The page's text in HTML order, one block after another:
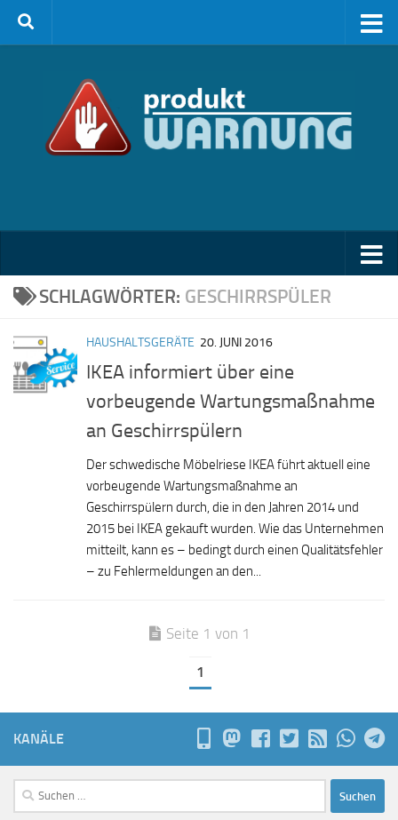
Zum Inhalt springen
SCHLAGWÖRTER: GESCHIRRSPÜLER
HAUSHALTSGERÄTE 20. JUNI 2016
IKEA informiert über eine
vorbeugende Wartungsmaßnahme
an Geschirrspülern
Der schwedische Möbelriese IKEA führt aktuell eine
vorbeugende Wartungsmaßnahme an
Geschirrspülern durch, die in den Jahren 2014 und
2015 bei IKEA gekauft wurden. Wie das Unternehmen
mitteilt, kann es – bedingt durch einen Qualitätsfehler
– zu Fehlermeldungen an den...
Seite 1 von 1
1
KANÄLE
Suchen
nach: